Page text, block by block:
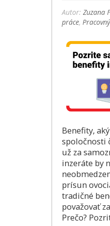
Autor:Zuzana
práce,
Benefity,
spoločnosti
už za
inzeráte by
prísun
tradičné
považovať
Prečo?